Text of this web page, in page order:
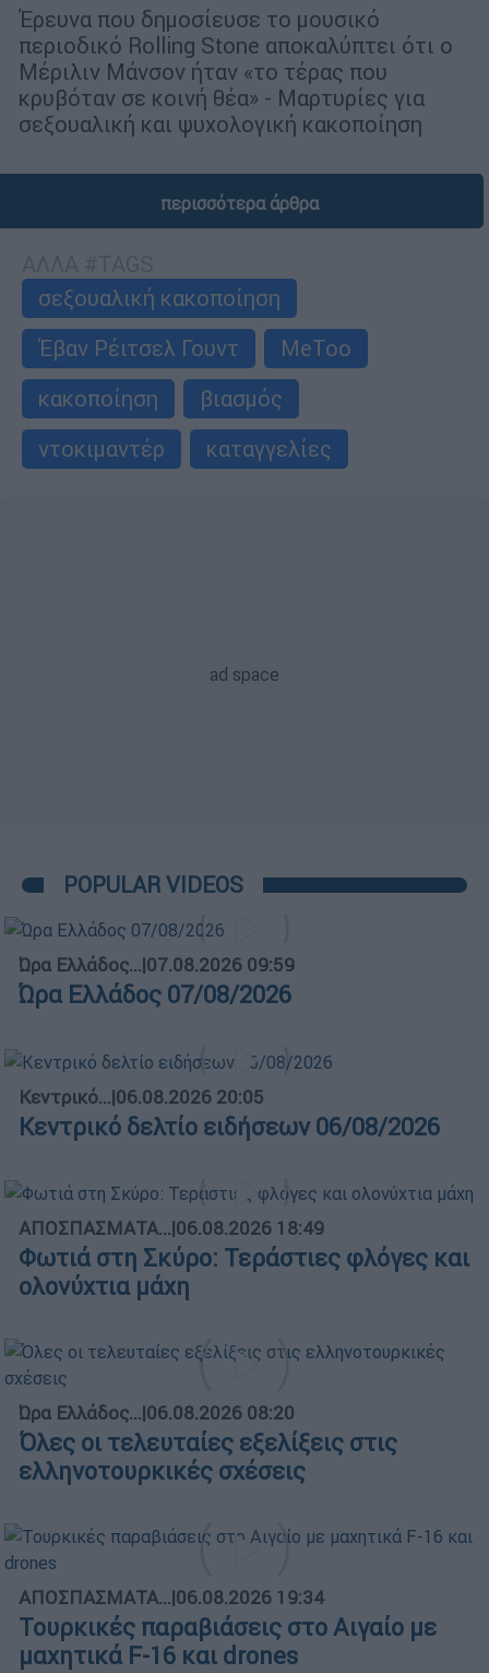
Έρευνα που δημοσίευσε το μουσικό
περιοδικό Rolling Stone αποκαλύπτει ότι ο
Μέριλιν Μάνσον ήταν «το τέρας που
κρυβόταν σε κοινή θέα» - Μαρτυρίες για
σεξουαλική και ψυχολογική κακοποίηση
περισσότερα άρθρα
σεξουαλική κακοποίηση
Έβαν Ρέιτσελ Γουντ
MeToo
κακοποίηση
βιασμός
ντοκιμαντέρ
καταγγελίες
POPULAR VIDEOS
Ώρα Ελλάδος...|07.08.2026 09:59
Ώρα Ελλάδος 07/08/2026
Κεντρικό...|06.08.2026 20:05
Κεντρικό δελτίο ειδήσεων 06/08/2026
ΑΠΟΣΠΑΣΜΑΤΑ...|06.08.2026 18:49
Φωτιά στη Σκύρο: Τεράστιες φλόγες και
ολονύχτια μάχη
Ώρα Ελλάδος...|06.08.2026 08:20
Όλες οι τελευταίες εξελίξεις στις
ελληνοτουρκικές σχέσεις
ΑΠΟΣΠΑΣΜΑΤΑ...|06.08.2026 19:34
Τουρκικές παραβιάσεις στο Αιγαίο με
μαχητικά F-16 και drones